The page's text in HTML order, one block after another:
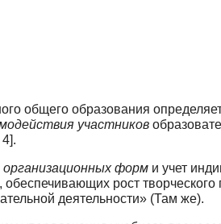
общего обра­зования
участников
организационных форм и учет
рост
дея­тельности» (Там же).